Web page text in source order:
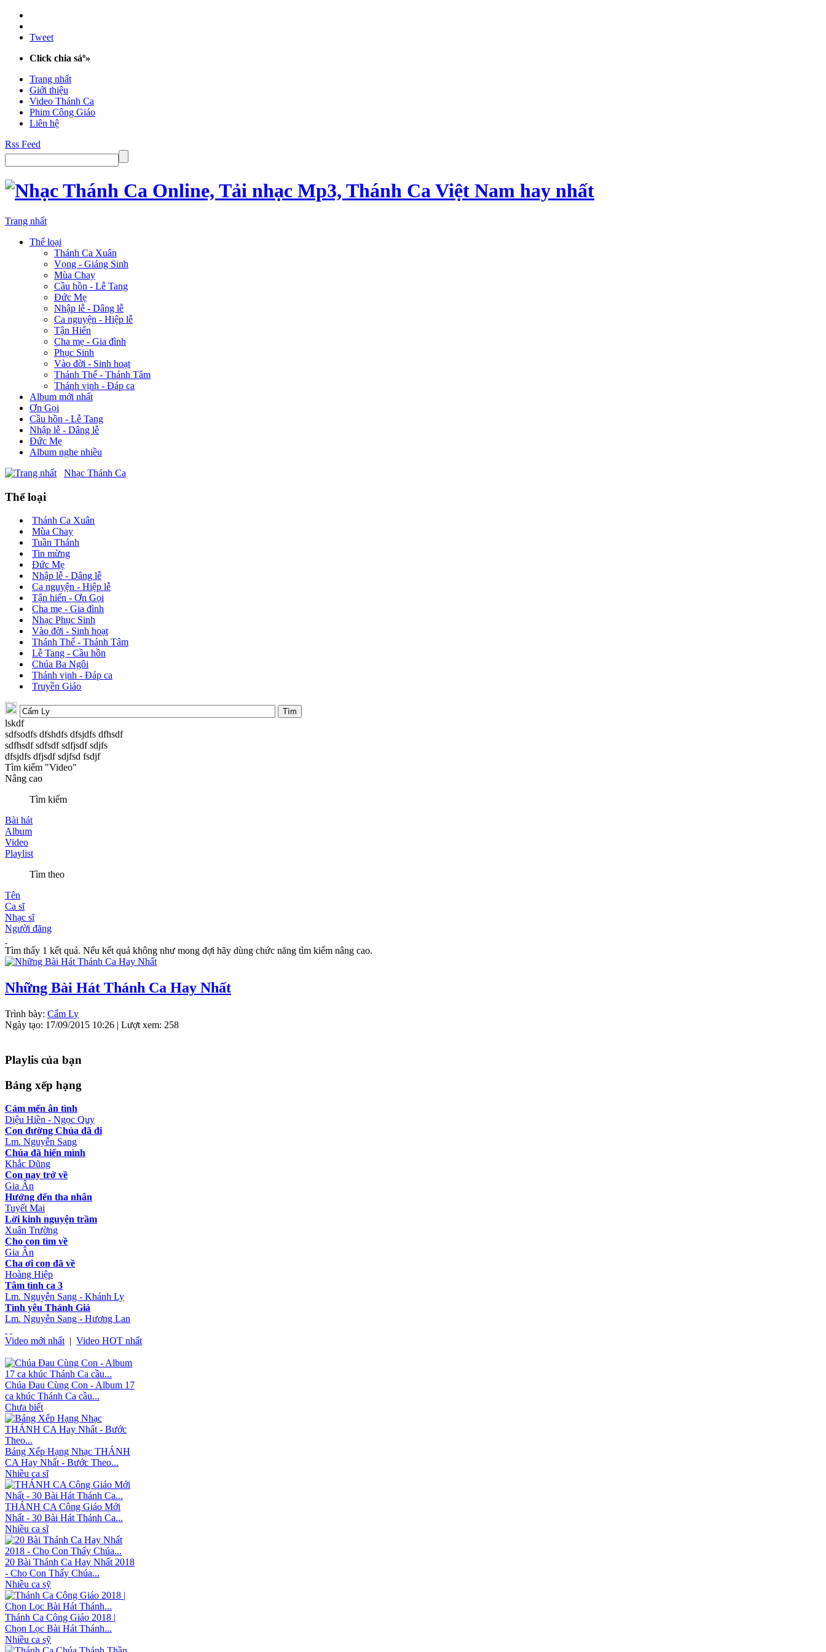
Tweet
Click chia sáº»
Trang nhất
Giới thiệu
Video Thánh Ca
Phim Công Giáo
Liên hệ
Rss Feed
Trang nhất
Thể loại
Thánh Ca Xuân
Vọng - Giáng Sinh
Mùa Chay
Cầu hồn - Lễ Tang
Đức Mẹ
Nhập lễ - Dâng lễ
Ca nguyện - Hiệp lễ
Tận Hiến
Cha mẹ - Gia đình
Phục Sinh
Vào đời - Sinh hoạt
Thánh Thể - Thánh Tâm
Thánh vịnh - Đáp ca
Album mới nhất
Ơn Gọi
Cầu hồn - Lễ Tang
Nhập lễ - Dâng lễ
Đức Mẹ
Album nghe nhiều
Nhạc Thánh Ca
Thể loại
Thánh Ca Xuân
Mùa Chay
Tuần Thánh
Tin mừng
Đức Mẹ
Nhập lễ - Dâng lễ
Ca nguyện - Hiệp lễ
Tận hiến - Ơn Gọi
Cha mẹ - Gia đình
Nhạc Phục Sinh
Vào đời - Sinh hoạt
Thánh Thể - Thánh Tâm
Lễ Tang - Cầu hồn
Chúa Ba Ngôi
Thánh vịnh - Đáp ca
Truyền Giáo
lskdf
sdfsodfs dfshdfs dfsjdfs dfhsdf
sdfhsdf sdfsdf sdfjsdf sdjfs
dfsjdfs dfjsdf sdjfsd fsdjf
Tìm kiếm "Video"
Nâng cao
Tìm kiếm
Bài hát
Album
Video
Playlist
Tìm theo
Tên
Ca sĩ
Nhạc sĩ
Người đăng
Tìm thấy 1 kết quả. Nếu kết quả không như mong đợi hãy dùng chức năng tìm kiếm nâng cao.
Những Bài Hát Thánh Ca Hay Nhất
Trình bày: Cẩm Ly
Ngày tạo: 17/09/2015 10:26 | Lượt xem: 258
Playlis của bạn
Bảng xếp hạng
Cảm mến ân tình
Diệu Hiền - Ngọc Quy
Con đường Chúa đã đi
Lm. Nguyễn Sang
Chúa đã hiến mình
Khắc Dũng
Con nay trở về
Gia Ân
Hướng đến tha nhân
Tuyết Mai
Lời kinh nguyện trầm
Xuân Trường
Cho con tìm về
Gia Ân
Cha ơi con đã về
Hoàng Hiệp
Tâm tình ca 3
Lm. Nguyễn Sang - Khánh Ly
Tình yêu Thánh Giá
Lm. Nguyễn Sang - Hương Lan
Video mới nhất | Video HOT nhất
Chúa Đau Cùng Con - Album 17
ca khúc Thánh Ca cầu...
Chưa biết
Bảng Xếp Hạng Nhạc THÁNH
CA Hay Nhất - Bước Theo...
Nhiều ca sĩ
THÁNH CA Công Giáo Mới
Nhất - 30 Bài Hát Thánh Ca...
Nhiều ca sĩ
20 Bài Thánh Ca Hay Nhất 2018
- Cho Con Thấy Chúa...
Nhiều ca sỹ
Thánh Ca Công Giáo 2018 |
Chọn Lọc Bài Hát Thánh...
Nhiều ca sỹ